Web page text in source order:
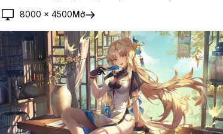
những chiếc lông vũ bay, sinh vật huyền bí và cảnh quan
thiên đình ngoạn mục.
8000 ×4500Mở